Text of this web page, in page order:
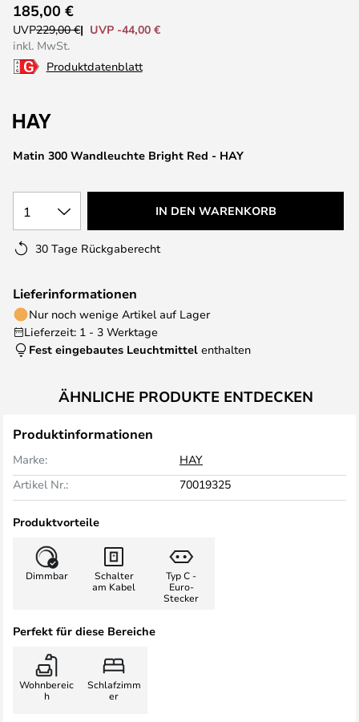
Anfang
der
Bildgalerie
springen
Matin 300 Wandleuchte Bright Red - HAY
185,00 €
UVP229,00 €
UVP -44,00 €
inkl. MwSt.
Produktdatenblatt
1 IN DEN WARENKORB
30 Tage Rückgaberecht
Lieferinformationen
Nur noch wenige Artikel auf Lager
Lieferzeit: 1 - 3 Werktage
Fest eingebautes Leuchtmittel enthalten
ÄHNLICHE PRODUKTE ENTDECKEN
Produktinformationen
Marke:
HAY
Artikel Nr.:
70019325
Produktvorteile
Dimmbar
Schalter
am Kabel
Typ C -
Euro-
Stecker
Perfekt für diese Bereiche
Wohnbereic
h
Schlafzimm
er